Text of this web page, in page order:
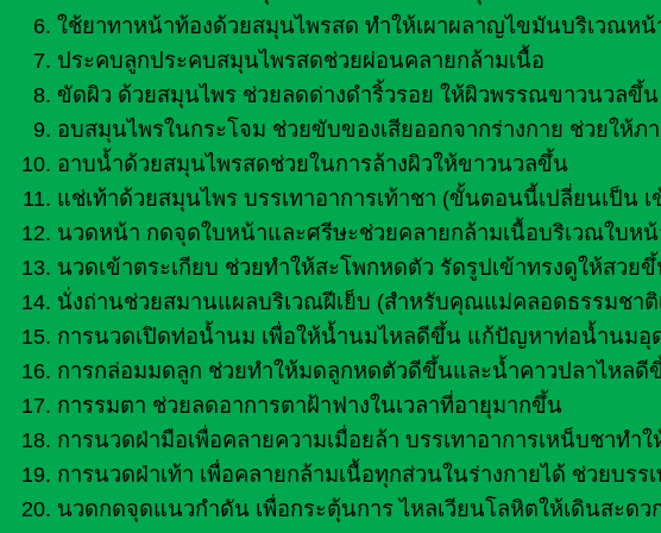
ใช้ยาทาหน้าท้องด้วยสมุนไพรสด ทำให้เผาผลาญไขมันบริเวณหน้
ประคบลูกประคบสมุนไพรสดช่วยผ่อนคลายกล้ามเนื้อ
ขัดผิว ด้วยสมุนไพร ช่วยลดด่างดำริ้วรอย ให้ผิวพรรณขาวนวลขึ้น
อบสมุนไพรในกระโจม ช่วยขับของเสียออกจากร่างกาย ช่วยให้
อาบน้ำด้วยสมุนไพรสดช่วยในการล้างผิวให้ขาวนวลขึ้น
แช่เท้าด้วยสมุนไพร บรรเทาอาการเท้าชา (ขั้นตอนนี้เปลี่ยนเป็น
นวดหน้า กดจุดใบหน้าและศรีษะช่วยคลายกล้ามเนื้อบริเวณใบหน้
นวดเข้าตระเกียบ ช่วยทำให้สะโพกหดตัว รัดรูปเข้าทรงดูให้สวย
นั่งถ่านช่วยสมานแผลบริเวณฝีเย็บ (สำหรับคุณแม่คลอดธรรมชาติ
การนวดเปิดท่อน้ำนม เพื่อให้น้ำนมไหลดีขึ้น แก้ปัญหาท่อน้ำนมอุ
การกล่อมมดลูก ช่วยทำให้มดลูกหดตัวดีขึ้นและน้ำคาวปลาไหลดี
การรมตา ช่วยลดอาการตาฝ้าฟางในเวลาที่อายุมากขึ้น
การนวดฝ่ามือเพื่อคลายความเมื่อยล้า บรรเทาอาการเหน็บชาทำ
การนวดฝ่าเท้า เพื่อคลายกล้ามเนื้อทุกส่วนในร่างกายได้ ช่วยบร
นวดกดจุดแนวกำดัน เพื่อกระตุ้นการ ไหลเวียนโลหิตให้เดินสะด